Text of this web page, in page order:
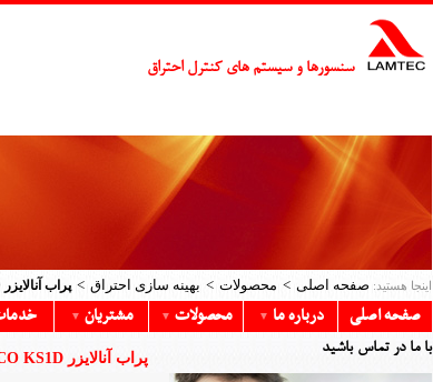
سنسورها و سیستم های کنترل احتراق
اینجا هستید: صفحه اصلی محصولات بهینه سازی احتراق پراب آنالایزر O2/CO KS1D
صفحه اصلی درباره ما ▼ محصولات ▼ مشتریان ▼
با ما در تماس باشید پراب آنالایزر O2/CO KS1D